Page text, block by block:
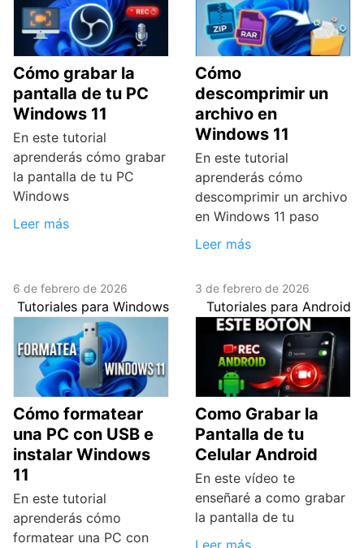
Cómo grabar la
pantalla de tu PC
Windows 11
En este tutorial
aprenderás cómo grabar
la pantalla de tu PC
Windows
Leer más
Cómo
descomprimir un
archivo en
Windows 11
En este tutorial
aprenderás cómo
descomprimir un archivo
en Windows 11 paso
Leer más
6 de febrero de 2026
Tutoriales para Windows
Cómo formatear
una PC con USB e
instalar Windows
11
En este tutorial
aprenderás cómo
formatear una PC con
3 de febrero de 2026
Tutoriales para Android
Como Grabar la
Pantalla de tu
Celular Android
En este vídeo te
enseñaré a como grabar
la pantalla de tu
Leer más